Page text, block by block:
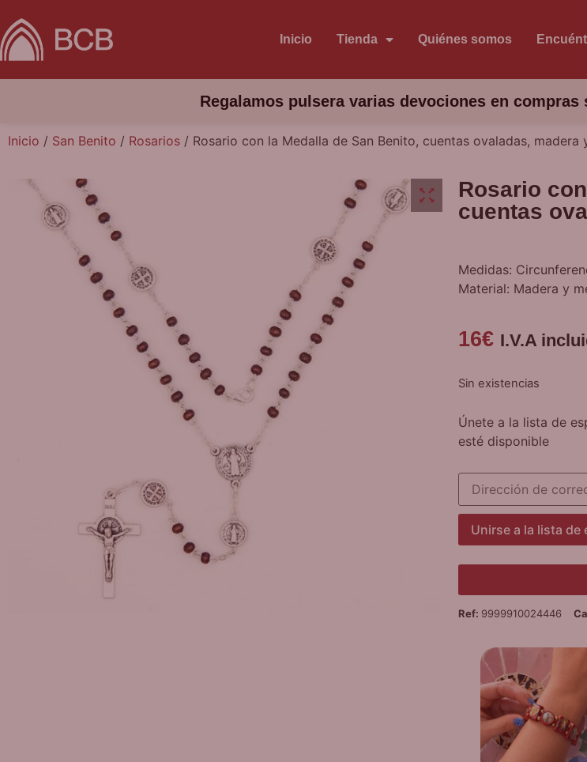
Inicio Tienda Quiénes somos
Regalamos pulsera varias devociones en compras
Inicio / San Benito / Rosarios / Rosario con la Medalla de San Benito, cuentas ovaladas, madera
Rosario
cuentas
Medidas:
Material: Madera y
16€ I.V.A
Sin existencias
Únete a la lista de
esté disponible
Introduce
dirección
de
correo
para
a
lista
espera
producto
Unirse a la lista de
Ref: 9999910024446